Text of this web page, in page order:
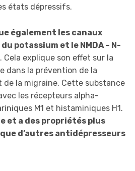
états dépressifs.
également les canaux
potassium et le NMDA – N-
. Cela explique son effet sur la
dans la prévention de la
de la migraine. Cette substance
les récepteurs alpha-
M1 et histaminiques H1.
et a des propriétés plus
d’autres antidépresseurs